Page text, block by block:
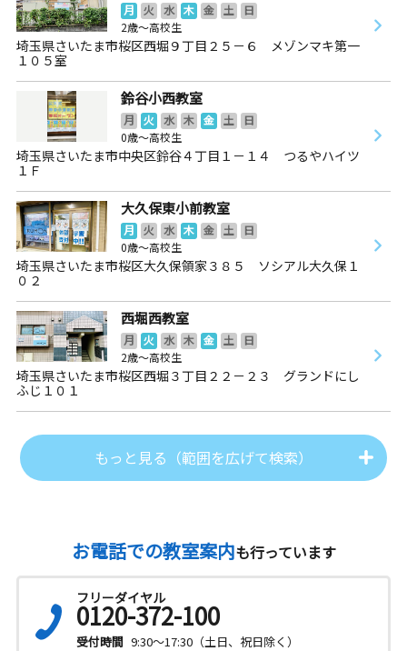
月 火 水 木 金 土
日
2歳～高校生
埼玉県さいたま市桜区西堀９丁目２５－６ メゾンマキ第一
１０５室
鈴谷小西教室
月 火 水 木 金 土
日
0歳～高校生
埼玉県さいたま市中央区鈴谷４丁目１－１４ つるやハイツ
１Ｆ
大久保東小前教室
月 火 水 木 金 土
日
0歳～高校生
埼玉県さいたま市桜区大久保領家３８５ ソシアル大久保１
０２
西堀西教室
月 火 水 木 金 土
日
2歳～高校生
埼玉県さいたま市桜区西堀３丁目２２－２３ グランドにし
ふじ１０１
もっと見る（範囲を広げて検索）
お電話での教室案内も行っています
フリーダイヤル
0120-372-100
受付時間 9:30～17:30（土日、祝日除く）